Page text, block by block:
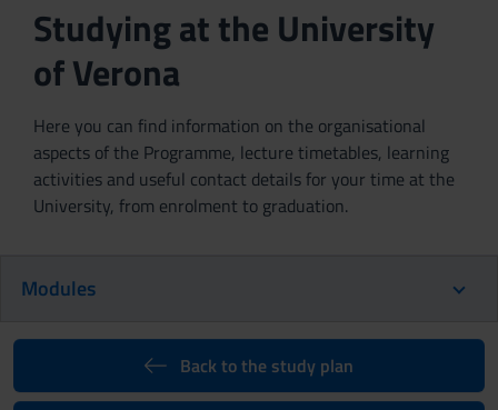
Studying at the University
of Verona
Here you can find information on the organisational
aspects of the Programme, lecture timetables, learning
activities and useful contact details for your time at the
University, from enrolment to graduation.
Modules
Back to the study plan